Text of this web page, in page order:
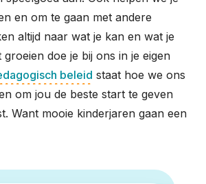
en om te gaan met andere
altijd naar wat je kan en wat je
groeien doe je bij ons in je eigen
beleid staat hoe we ons
om jou de beste start te geven
Want mooie kinderjaren gaan een